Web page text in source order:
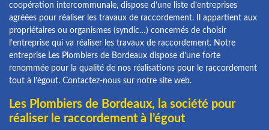
coopération intercommunale, dispose d’une liste d’entreprises
agréées pour réaliser les travaux de raccordement. Il appartient aux
propriétaires ou organismes (syndic…) concernés de choisir
l’entreprise qui va réaliser les travaux de raccordement. Notre
entreprise Les Plombiers de Bordeaux dispose d’une forte
renommée pour la qualité de nos réalisations pour le raccordement
tout à l’égout. Contactez-nous sur notre site web.
Les Plombiers de Bordeaux, la société pour
réaliser le raccordement à l’égout